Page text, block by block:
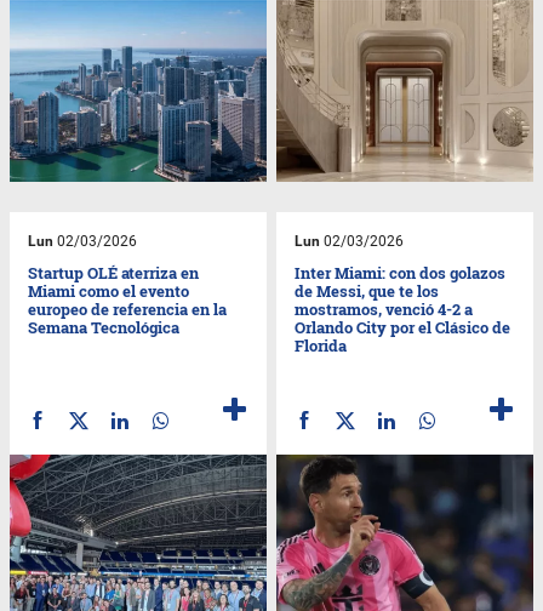
Lun 02/03/2026
Startup OLÉ aterriza en
Miami como el evento
europeo de referencia en la
Semana Tecnológica
Lun 02/03/2026
Inter Miami: con dos golazos
de Messi, que te los
mostramos, venció 4-2 a
Orlando City por el Clásico de
Florida